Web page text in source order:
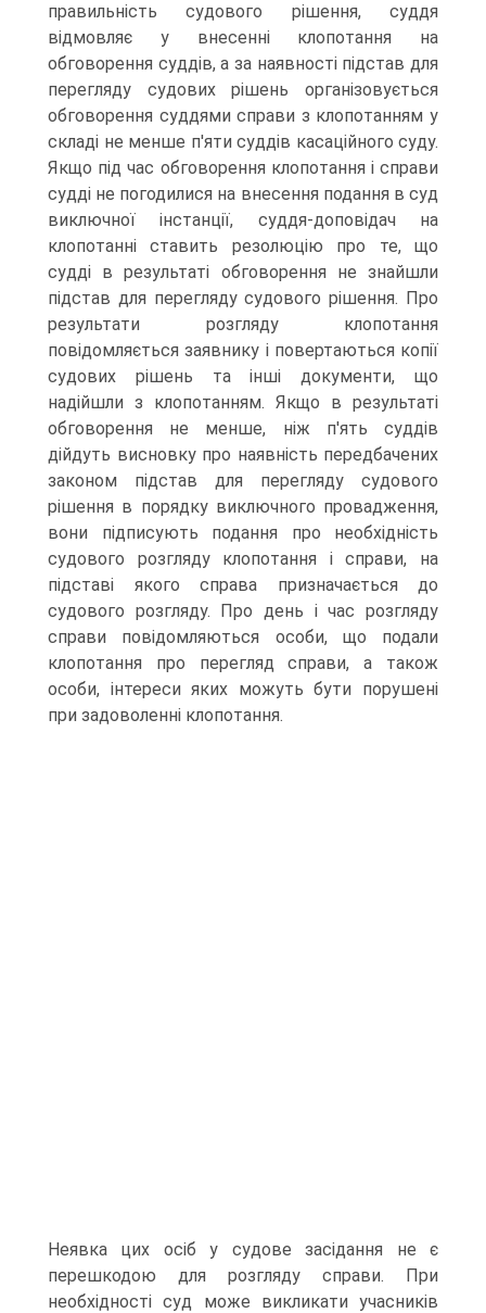
правильність судового рішення, суддя
відмовляє у внесенні клопотання на
обговорення суддів, а за наявності підстав для
перегляду судових рішень організовується
обговорення суддями справи з клопотанням у
складі не менше п'яти суддів касаційного суду.
Якщо під час обговорення клопотання і справи
судді не погодилися на внесення подання в суд
виключної інстанції, суддя-доповідач на
клопотанні ставить резолюцію про те, що
судді в результаті обговорення не знайшли
підстав для перегляду судового рішення. Про
результати розгляду клопотання
повідомляється заявнику і повертаються копії
судових рішень та інші документи, що
надійшли з клопотанням. Якщо в результаті
обговорення не менше, ніж п'ять суддів
дійдуть висновку про наявність передбачених
законом підстав для перегляду судового
рішення в порядку виключного провадження,
вони підписують подання про необхідність
судового розгляду клопотання і справи, на
підставі якого справа призначається до
судового розгляду. Про день і час розгляду
справи повідомляються особи, що подали
клопотання про перегляд справи, а також
особи, інтереси яких можуть бути порушені
при задоволенні клопотання.
Неявка цих осіб у судове засідання не є
перешкодою для розгляду справи. При
необхідності суд може викликати учасників